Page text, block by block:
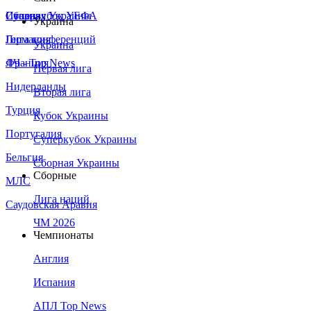
Сборная Украины
Италия
Германия
Франция
Нидерланды
Турция
Португалия
Бельгия
МЛС
Саудовская Аравия
Суперкубок УЕФА
Лига конференций
ЛЧ - Top News
Украина
Украина
Первая лига
Вторая лига
Кубок Украины
Суперкубок Украины
Сборная Украины
Сборные
Лига наций
ЧМ 2026
Чемпионаты
Англия
Испания
АПЛ Top News